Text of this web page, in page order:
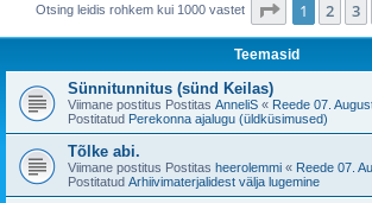
Otsing leidis rohkem kui 1000 vastet 1 . leht20 -st
1 2 3
Teemasid
Sünnitunnitus (sünd Keilas)
Viimane postitus Postitas AnneliS « Reede 07.
Postitatud Perekonna ajalugu (üldküsimused)
Tõlke abi.
Viimane postitus Postitas heerolemmi « Reede 07.
Postitatud Arhiivimaterjalidest välja lugemine